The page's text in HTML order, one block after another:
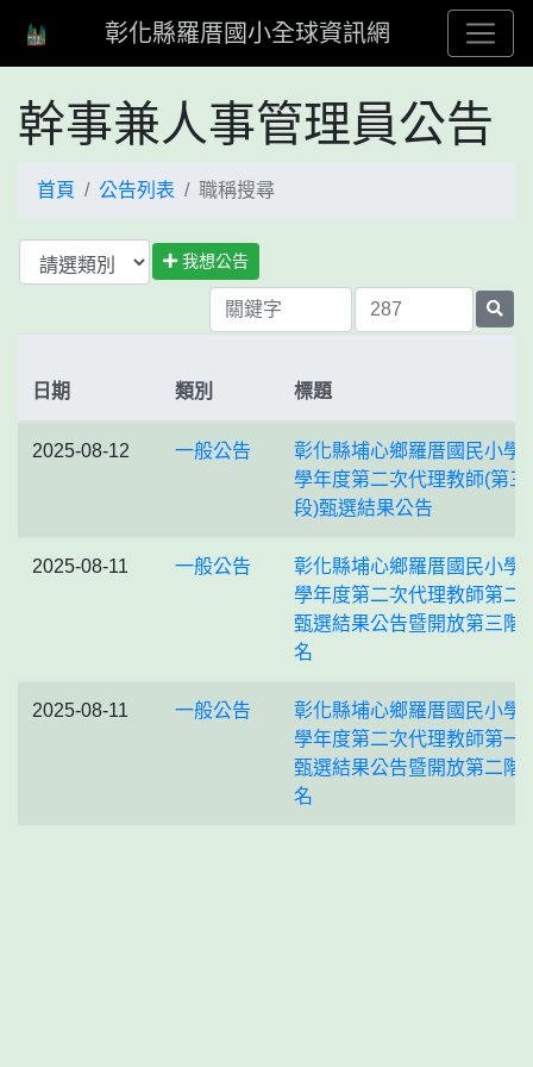
彰化縣羅厝國小全球資訊網
幹事兼人事管理員公告
首頁 公告列表 職稱搜尋
我想公告
日期 類別 標題
2025-08-12 一般公告
彰化縣埔心鄉羅厝國民小學
學年度第二次代理教師(第三
段)甄選結果公告
2025-08-11 一般公告
彰化縣埔⼼鄉羅厝國⺠⼩學
學年度第⼆次代理教師第二
甄選結果公告暨開放第三階
名
2025-08-11 一般公告
彰化縣埔心鄉羅厝國民小學
學年度第二次代理教師第一
甄選結果公告暨開放第二階
名